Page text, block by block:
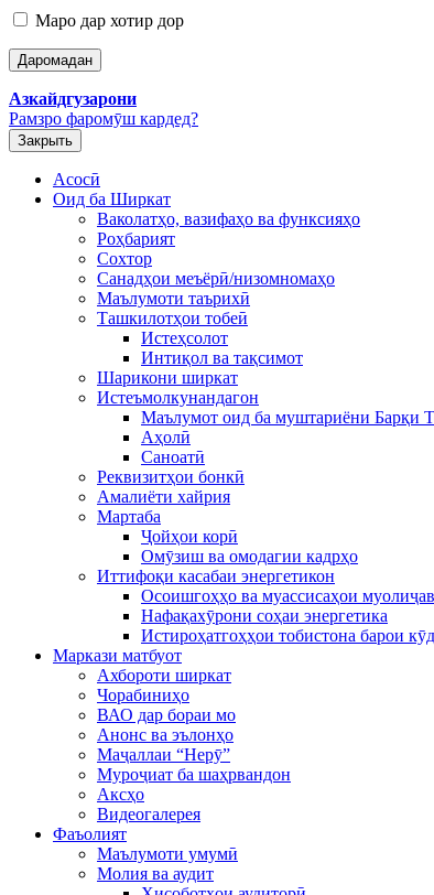
Маро дар хотир дор
Азкайдгузарони
Рамзро фаромӯш кардед?
Закрыть
Асосӣ
Оид ба Ширкат
Ваколатҳо, вазифаҳо ва функсияҳо
Роҳбарият
Сохтор
Санадҳои меъёрӣ/низомномаҳо
Маълумоти таърихӣ
Ташкилотҳои тобеӣ
Истеҳсолот
Интиқол ва тақсимот
Шарикони ширкат
Истеъмолкунандагон
Маълумот оид ба муштариёни Барқи
Аҳолӣ
Саноатӣ
Реквизитҳои бонкӣ
Амалиёти хайрия
Мартаба
Ҷойҳои корӣ
Омӯзиш ва омодагии кадрҳо
Иттифоқи касабаи энергетикон
Осоишгоҳҳо ва муассисаҳои
Нафақахӯрони соҳаи энергетика
Истироҳатгоҳҳои тобистона барои
Маркази матбуот
Ахбороти ширкат
Чорабиниҳо
ВАО дар бораи мо
Анонс ва эълонҳо
Маҷаллаи “Нерӯ”
Муроҷиат ба шаҳрвандон
Аксҳо
Видеогалерея
Фаъолият
Маълумоти умумӣ
Молия ва аудит